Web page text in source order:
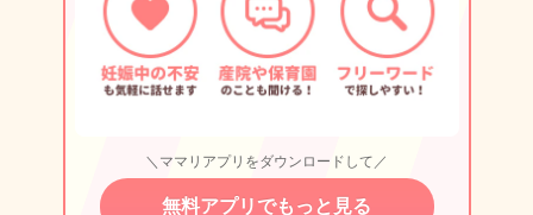
＼ママリアプリをダウンロードして／
無料アプリでもっと見る